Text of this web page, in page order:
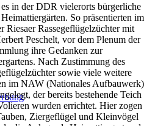
in der DDR vielerorts bürgerliche
So präsentierten im
Riesaer Rassegeflügelzüchter mit
Peschelt, vor dem Plenum der
ihre Gedanken zur
Nach Zustimmung des
sowie viele weitere
im NAW (Nationales Aufbauwerk)
der bereits bestehende Teich
wurden errichtet. Hier zogen
Ziergeflügel und Kleinvögel